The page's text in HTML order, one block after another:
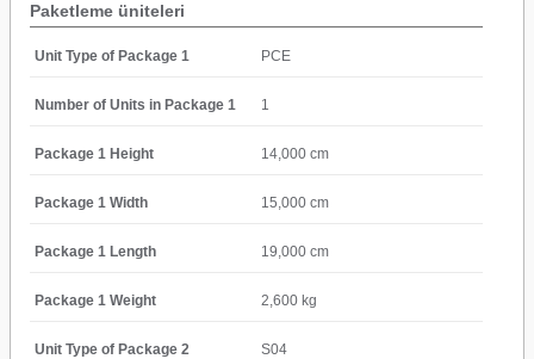
Paketleme üniteleri
Unit Type of Package 1 PCE
Number of Units in Package 1 1
Package 1 Height 14,000 cm
Package 1 Width 15,000 cm
Package 1 Length 19,000 cm
Package 1 Weight 2,600 kg
Unit Type of Package 2 S04